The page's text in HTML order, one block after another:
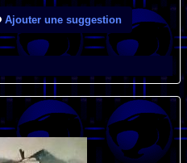
Ajouter une suggestion